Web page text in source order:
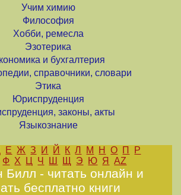
Учим химию
Философия
Хобби, ремесла
Эзотерика
и бухгалтерия
справочники, словари
Этика
Юриспруденция
законы, акты
Языкознание
Е Ж З И Й К Л М Н О П
Р
Ф Х Ц Ч Ш Щ Э Ю Я AZ
Билл - читать онлайн и
бесплатно книги